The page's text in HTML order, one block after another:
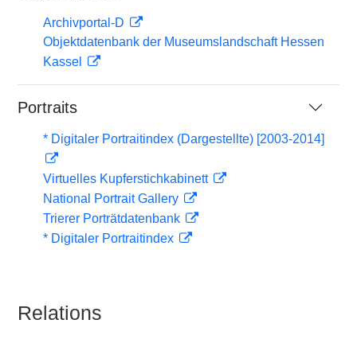
Archivportal-D
Objektdatenbank der Museumslandschaft Hessen
Kassel
Portraits
* Digitaler Portraitindex (Dargestellte) [2003-2014]
Virtuelles Kupferstichkabinett
National Portrait Gallery
Trierer Porträtdatenbank
* Digitaler Portraitindex
Relations